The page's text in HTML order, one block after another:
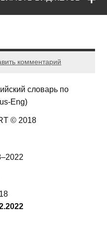
комментарий
словарь по
Eng)
© 2018